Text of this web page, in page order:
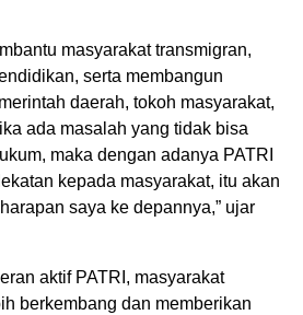
masyarakat transmigran,
serta membangun
daerah, tokoh masyarakat,
ada masalah yang tidak bisa
maka dengan adanya PATRI
kepada masyarakat, itu akan
saya ke depannya,” ujar
aktif PATRI, masyarakat
berkembang dan memberikan